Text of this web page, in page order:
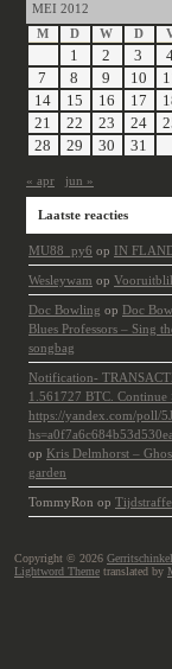
MEI 2012
M
D W D
1 2 3
7
8 9 10
14
15 16 17
21
22 23 24
28
29 30 31
« apr jun »
Laatste reacties
MU88_py6 op IN
Wesleywam op
Doc Bowling op Doc
Blues Professors – Sing
songbag
Notification-
1.561727 BTC. Continue
https://yandex.com/poll/
op Kris Delmhorst –
garden
TommyRon op
Copyright © 2026
Lightword Theme translated by